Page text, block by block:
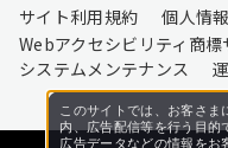
サイト利用規約 個人情
Webアクセシビリティ 商標
システムメンテナンス
このサイトでは、お客さま
内、広告配信等を行う目的
広告データなどの情報をお